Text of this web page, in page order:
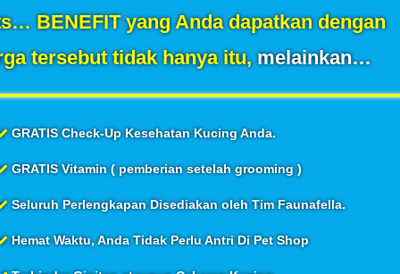
BENEFIT yang Anda dapatkan dengan
tersebut tidak hanya itu,melainkan…
GRATIS Check-Up Kesehatan Kucing Anda.
GRATIS Vitamin ( pemberian setelah grooming )
Seluruh Perlengkapan Disediakan oleh Tim Faunafella.
Hemat Waktu, Anda Tidak Perlu Antri Di Pet Shop